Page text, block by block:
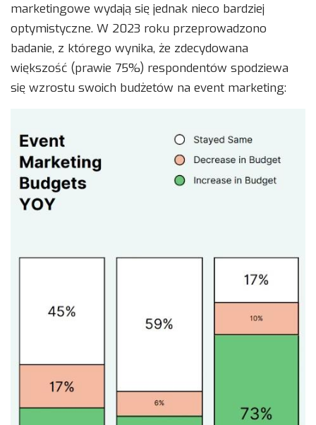
marketingowe wydają się jednak nieco bardziej
optymistyczne. W 2023 roku przeprowadzono
badanie, z którego wynika, że zdecydowana
większość (prawie 75%) respondentów spodziewa
się wzrostu swoich budżetów na event marketing: